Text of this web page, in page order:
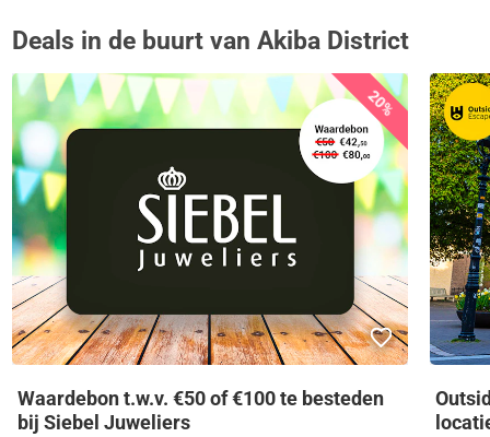
Deals in de buurt van Akiba District
20%
Waardebon t.w.v. €50 of €100 te besteden
bij Siebel Juweliers